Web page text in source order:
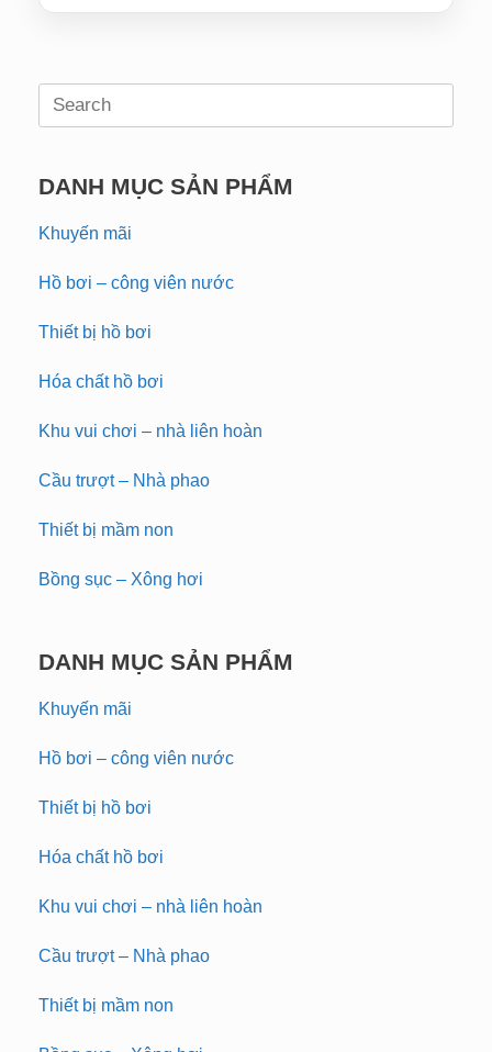
Search
DANH MỤC SẢN PHẨM
Khuyến mãi
Hồ bơi – công viên nước
Thiết bị hồ bơi
Hóa chất hồ bơi
Khu vui chơi – nhà liên hoàn
Cầu trượt – Nhà phao
Thiết bị mầm non
Bồng sục – Xông hơi
DANH MỤC SẢN PHẨM
Khuyến mãi
Hồ bơi – công viên nước
Thiết bị hồ bơi
Hóa chất hồ bơi
Khu vui chơi – nhà liên hoàn
Cầu trượt – Nhà phao
Thiết bị mầm non